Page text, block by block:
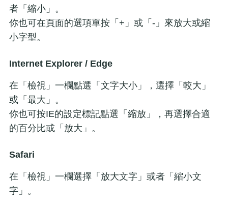
者「縮小」。
你也可在頁面的選項單按「+」或「-」來放大或縮
小字型。
Internet Explorer / Edge
在「檢視」一欄點選「文字大小」，選擇「較大」
或「最大」。
你也可按IE的設定標記點選「縮放」，再選擇合適
的百分比或「放大」。
Safari
在「檢視」一欄選擇「放大文字」或者「縮小文
字」。